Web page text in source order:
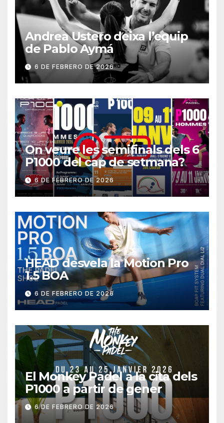
Andrea Ustero deixa l’equip
de Pablo Aymá
6 DE FEBRERO DE 2026
On veure les semifinals dels 6
P1000 del cap de setmana?
6 DE FEBRERO DE 2026
HEAD desvela la Motion Pro
1.5 BOA
6 DE FEBRERO DE 2026
El Monkey Padel a la cita dels
P1000 a partir de gener
6 DE FEBRERO DE 2026